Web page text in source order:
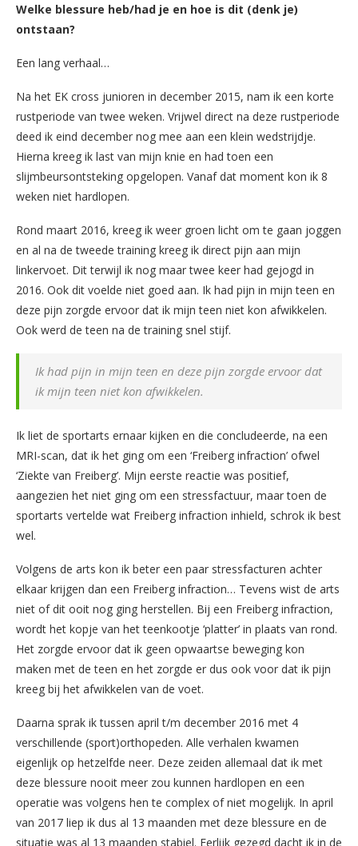
Welke blessure heb/had je en hoe is dit (denk je)
ontstaan?
Een lang verhaal…
Na het EK cross junioren in december 2015, nam ik een korte
rustperiode van twee weken. Vrijwel direct na deze rustperiode
deed ik eind december nog mee aan een klein wedstrijdje.
Hierna kreeg ik last van mijn knie en had toen een
slijmbeursontsteking opgelopen. Vanaf dat moment kon ik 8
weken niet hardlopen.
Rond maart 2016, kreeg ik weer groen licht om te gaan joggen
en al na de tweede training kreeg ik direct pijn aan mijn
linkervoet. Dit terwijl ik nog maar twee keer had gejogd in
2016. Ook dit voelde niet goed aan. Ik had pijn in mijn teen en
deze pijn zorgde ervoor dat ik mijn teen niet kon afwikkelen.
Ook werd de teen na de training snel stijf.
Ik had pijn in mijn teen en deze pijn zorgde ervoor dat
ik mijn teen niet kon afwikkelen.
Ik liet de sportarts ernaar kijken en die concludeerde, na een
MRI-scan, dat ik het ging om een ‘Freiberg infraction’ ofwel
‘Ziekte van Freiberg’. Mijn eerste reactie was positief,
aangezien het niet ging om een stressfactuur, maar toen de
sportarts vertelde wat Freiberg infraction inhield, schrok ik best
wel.
Volgens de arts kon ik beter een paar stressfacturen achter
elkaar krijgen dan een Freiberg infraction… Tevens wist de arts
niet of dit ooit nog ging herstellen. Bij een Freiberg infraction,
wordt het kopje van het teenkootje ‘platter’ in plaats van rond.
Het zorgde ervoor dat ik geen opwaartse beweging kon
maken met de teen en het zorgde er dus ook voor dat ik pijn
kreeg bij het afwikkelen van de voet.
Daarna sprak ik tussen april t/m december 2016 met 4
verschillende (sport)orthopeden. Alle verhalen kwamen
eigenlijk op hetzelfde neer. Deze zeiden allemaal dat ik met
deze blessure nooit meer zou kunnen hardlopen en een
operatie was volgens hen te complex of niet mogelijk. In april
van 2017 liep ik dus al 13 maanden met deze blessure en de
situatie was al 13 maanden stabiel. Eerlijk gezegd dacht ik in de